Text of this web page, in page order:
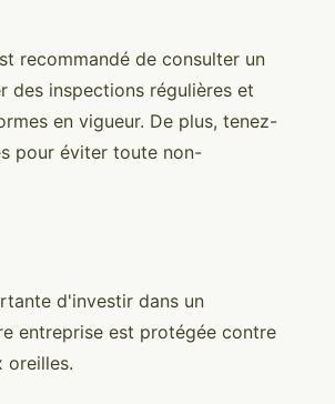
recommandé de consulter un
des inspections régulières et
en vigueur. De plus, tenez-
pour éviter toute non-
d'investir dans un
entreprise est protégée contre
oreilles.